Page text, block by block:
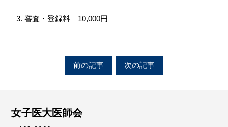
審査・登録料 10,000円
前の記事 次の記事
女子医大医師会